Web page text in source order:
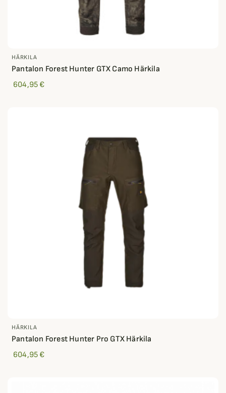
HÄRKILA
Pantalon Forest Hunter GTX Camo Härkila
604,95 €
HÄRKILA
Pantalon Forest Hunter Pro GTX Härkila
604,95 €